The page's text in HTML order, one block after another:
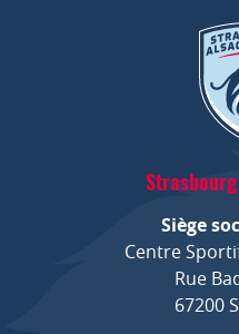
Siège
Centre
Rue
67200